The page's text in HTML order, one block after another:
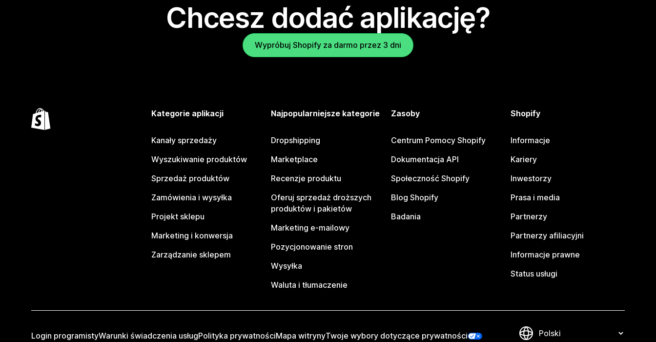
Chcesz dodać aplikację?
Wypróbuj Shopify za darmo przez 3 dni
Kategorie aplikacji
Kanały sprzedaży
Wyszukiwanie produktów
Sprzedaż produktów
Zamówienia i wysyłka
Projekt sklepu
Marketing i konwersja
Zarządzanie sklepem
Najpopularniejsze kategorie
Dropshipping
Marketplace
Recenzje produktu
Oferuj sprzedaż droższych
produktów i pakietów
Marketing e-mailowy
Pozycjonowanie stron
Wysyłka
Waluta i tłumaczenie
Zasoby
Centrum Pomocy Shopify
Dokumentacja API
Społeczność Shopify
Blog Shopify
Badania
Shopify
Informacje
Kariery
Inwestorzy
Prasa i media
Partnerzy
Partnerzy afiliacyjni
Informacje prawne
Status usługi
Login programistyWarunki świadczenia usługPolityka prywatnościMapa witrynyTwoje wybory dotyczące prywatności